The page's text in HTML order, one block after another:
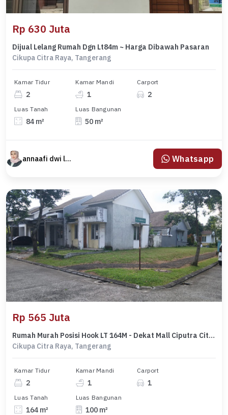
Rp 630 Juta
Dijual Lelang Rumah Dgn Lt84m ~ Harga Dibawah Pasaran
Cikupa Citra Raya, Tangerang
Kamar Tidur
2
Kamar Mandi
1
Carport
2
Luas Tanah
84 m²
Luas Bangunan
50 m²
annaafi dwi lestari Whatsapp
Rp 565 Juta
Rumah Murah Posisi Hook LT 164M - Dekat Mall Ciputra Citra Raya
Cikupa Citra Raya, Tangerang
Kamar Tidur
2
Kamar Mandi
1
Carport
1
Luas Tanah
164 m²
Luas Bangunan
100 m²